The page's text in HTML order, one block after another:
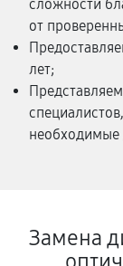
сложности
от
лет;
Замена